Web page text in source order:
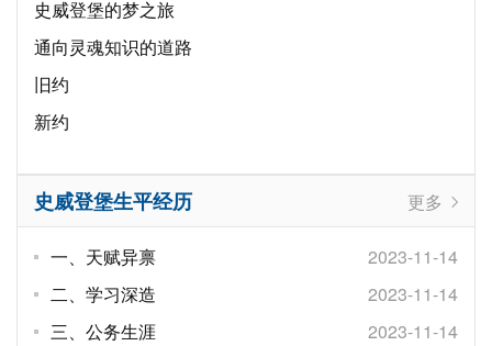
史威登堡的梦之旅
通向灵魂知识的道路
旧约
新约
史威登堡生平经历 更多
一、天赋异禀
2023-11-14
二、学习深造
2023-11-14
三、公务生涯
2023-11-14